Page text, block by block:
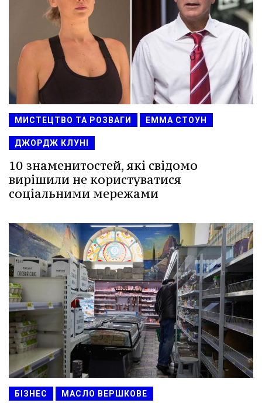
МИСТЕЦТВО ТА РОЗВАГИ ЕММА СТОУН
ДЖОРДЖ КЛУНІ
10 знаменитостей, які свідомо
вирішили не користуватися
соціальними мережами
БІЗНЕС МАСЛО ВЕРШКОВЕ